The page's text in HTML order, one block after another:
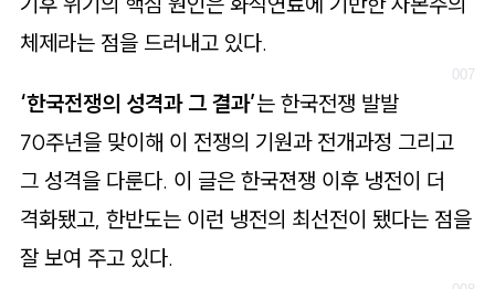
체제라는 점을 드러내고 있다.
‘한국전쟁의 성격과 그 결과’는 한국전쟁 발발
70주년을 맞이해 이 전쟁의 기원과 전개과정 그리고
그 성격을 다룬다. 이 글은 한국젼쟁 이후 냉전이 더
격화됐고, 한반도는 이런 냉전의 최선전이 됐다는 점을
잘 보여 주고 있다.